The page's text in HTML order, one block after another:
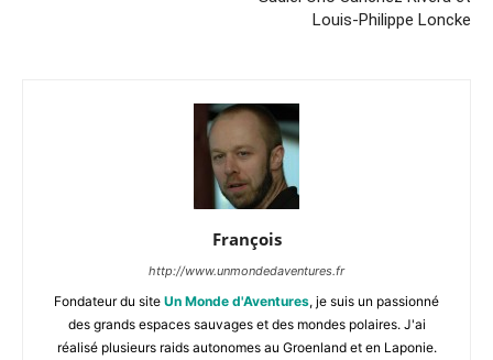
Louis-Philippe Loncke
François
http://www.unmondedaventures.fr
Fondateur du site Un Monde d'Aventures, je suis un passionné
des grands espaces sauvages et des mondes polaires. J'ai
réalisé plusieurs raids autonomes au Groenland et en Laponie.